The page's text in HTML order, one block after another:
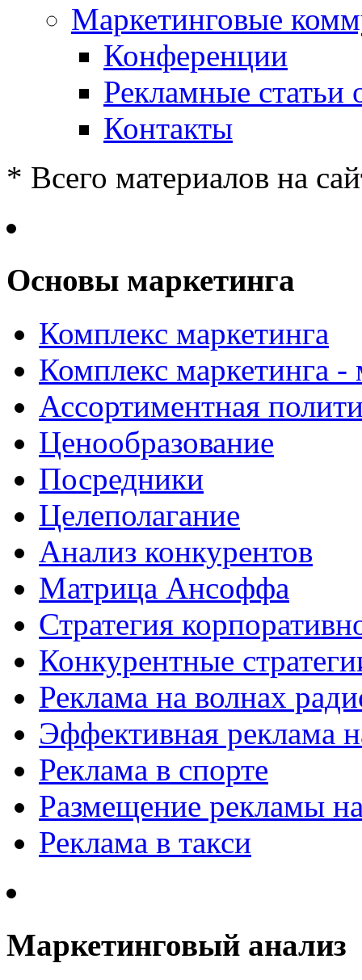
Маркетинговые
Конференции
Рекламные статьи
Контакты
* Всего материалов на
Основы маркетинга
Комплекс маркетинга
Комплекс маркетинга
Ассортиментная
Ценообразование
Посредники
Целеполагание
Анализ конкурентов
Матрица Ансоффа
Стратегия
Конкурентные
Реклама на волнах
Эффективная реклама
Реклама в спорте
Размещение рекламы
Реклама в такси
Маркетинговый анализ